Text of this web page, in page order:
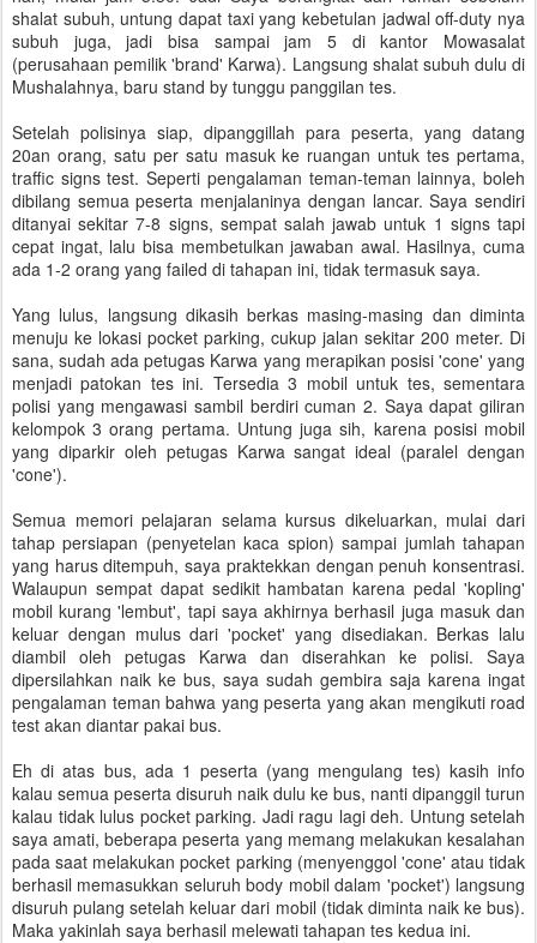
shalat subuh, untung dapat taxi yang kebetulan jadwal off-duty nya
subuh juga, jadi bisa sampai jam 5 di kantor Mowasalat
(perusahaan pemilik 'brand' Karwa). Langsung shalat subuh dulu di
Mushalahnya, baru stand by tunggu panggilan tes.
Setelah polisinya siap, dipanggillah para peserta, yang datang
20an orang, satu per satu masuk ke ruangan untuk tes pertama,
traffic signs test. Seperti pengalaman teman-teman lainnya, boleh
dibilang semua peserta menjalaninya dengan lancar. Saya sendiri
ditanyai sekitar 7-8 signs, sempat salah jawab untuk 1 signs tapi
cepat ingat, lalu bisa membetulkan jawaban awal. Hasilnya, cuma
ada 1-2 orang yang failed di tahapan ini, tidak termasuk saya.
Yang lulus, langsung dikasih berkas masing-masing dan diminta
menuju ke lokasi pocket parking, cukup jalan sekitar 200 meter. Di
sana, sudah ada petugas Karwa yang merapikan posisi 'cone' yang
menjadi patokan tes ini. Tersedia 3 mobil untuk tes, sementara
polisi yang mengawasi sambil berdiri cuman 2. Saya dapat giliran
kelompok 3 orang pertama. Untung juga sih, karena posisi mobil
yang diparkir oleh petugas Karwa sangat ideal (paralel dengan
'cone').
Semua memori pelajaran selama kursus dikeluarkan, mulai dari
tahap persiapan (penyetelan kaca spion) sampai jumlah tahapan
yang harus ditempuh, saya praktekkan dengan penuh konsentrasi.
Walaupun sempat dapat sedikit hambatan karena pedal 'kopling'
mobil kurang 'lembut', tapi saya akhirnya berhasil juga masuk dan
keluar dengan mulus dari 'pocket' yang disediakan. Berkas lalu
diambil oleh petugas Karwa dan diserahkan ke polisi. Saya
dipersilahkan naik ke bus, saya sudah gembira saja karena ingat
pengalaman teman bahwa yang peserta yang akan mengikuti road
test akan diantar pakai bus.
Eh di atas bus, ada 1 peserta (yang mengulang tes) kasih info
kalau semua peserta disuruh naik dulu ke bus, nanti dipanggil turun
kalau tidak lulus pocket parking. Jadi ragu lagi deh. Untung setelah
saya amati, beberapa peserta yang memang melakukan kesalahan
pada saat melakukan pocket parking (menyenggol 'cone' atau tidak
berhasil memasukkan seluruh body mobil dalam 'pocket') langsung
disuruh pulang setelah keluar dari mobil (tidak diminta naik ke bus).
Maka yakinlah saya berhasil melewati tahapan tes kedua ini.